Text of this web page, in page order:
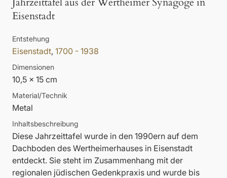
Eisenstadt
Entstehung
Eisenstadt, 1700 - 1938
Dimensionen
10,5 x 15 cm
Material/Technik
Metal
Inhaltsbeschreibung
Diese Jahrzeittafel wurde in den 1990ern auf dem
Dachboden des Wertheimerhauses in Eisenstadt
entdeckt. Sie steht im Zusammenhang mit der
regionalen jüdischen Gedenkpraxis und wurde bis